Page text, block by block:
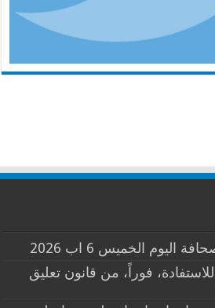
فوراً، من قانون تعليق